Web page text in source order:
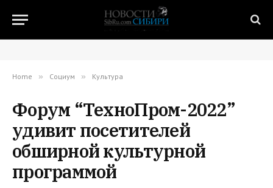
Home » Социум » Культура
Форум “ТехноПром-2022”
удивит посетителей
обширной культурной
программой